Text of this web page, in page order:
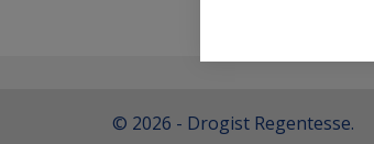
© 2026 - Drogist Regentesse.